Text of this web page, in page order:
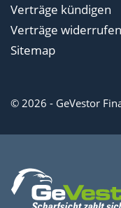
Verträge kündigen
Verträge widerrufen
Sitemap
© 2026 - GeVestor